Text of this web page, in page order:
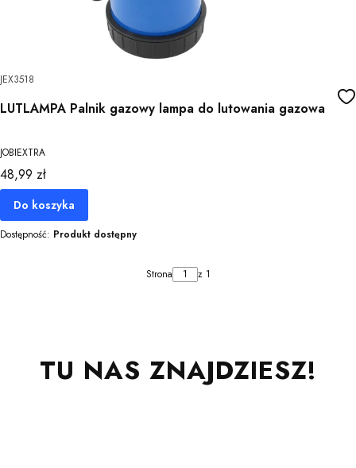
JEX3518
LUTLAMPA Palnik gazowy lampa do lutowania gazowa
JOBIEXTRA
Cena
48,99 zł
Do koszyka
Dostępność: Produkt dostępny
Strona z 1
TU NAS ZNAJDZIESZ!